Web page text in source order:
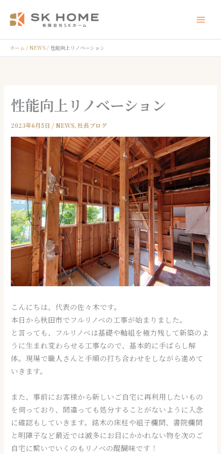
ホーム NEWS 性能向上リノベーション
性能向上リノベーション
2023年6月5日 /NEWS,社⻑ブログ
こんにちは、代表の佐々木です。
本日から秋田市でフルリノベの工事が始まりました。
と言っても、フルリノベは基礎や軸組を極力残して新築のよ
うに生まれ変わらせる工事なので、基本的に手ばらし解
体。現場で職人さんと手順の打ち合わせをしながら進めて
いきます。
また、事前にお客様から新しいご自宅に再利用したいもの
を伺っており、間違っても処分することがないように入念
に確認もしていきます。銘木の床柱や組子欄間、書院欄間
と明障子など最近では滅多にお目にかかれない物を次のご
自宅に繋いでいくのもリノベの醍醐味です！